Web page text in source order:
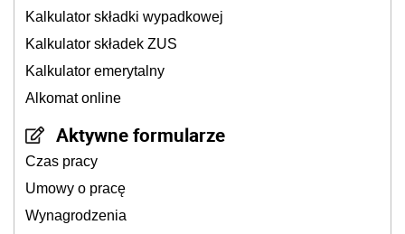
Kalkulator składki wypadkowej
Kalkulator składek ZUS
Kalkulator emerytalny
Alkomat online
Aktywne formularze
Czas pracy
Umowy o pracę
Wynagrodzenia